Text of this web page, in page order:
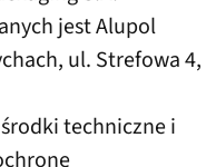
jest Alupol
ul. Strefowa 4,
techniczne i